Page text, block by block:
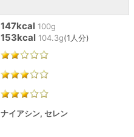
147kcal 100g
153kcal 104.3g(1人分)
ナイアシン, セレン